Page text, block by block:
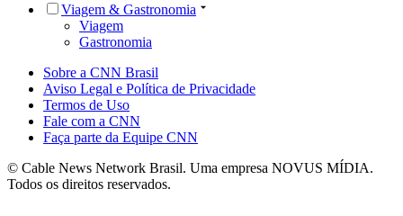
Viagem & Gastronomia
Viagem
Gastronomia
Sobre a CNN Brasil
Aviso Legal e Política de Privacidade
Termos de Uso
Fale com a CNN
Faça parte da Equipe CNN
© Cable News Network Brasil. Uma empresa NOVUS MÍDIA.
Todos os direitos reservados.